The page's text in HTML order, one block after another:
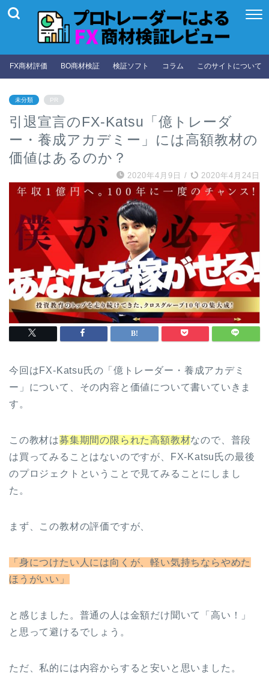
FX商材評価 BO商材検証 検証ソフト コラム このサイトについて
未分類 PR
引退宣言のFX-Katsu「億トレーダ
ー・養成アカデミー」には高額教材の
価値はあるのか？
2020年4月9日 / 2020年4月24日
今回はFX-Katsu氏の「億トレーダー・養成アカデミ
ー」について、その内容と価値について書いていきま
す。
この教材は募集期間の限られた高額教材なので、普段
は買ってみることはないのですが、FX-Katsu氏の最後
のプロジェクトということで見てみることにしまし
た。
まず、この教材の評価ですが、
「身につけたい人には向くが、軽い気持ちならやめた
ほうがいい」
と感じました。普通の人は金額だけ聞いて「高い！」
と思って避けるでしょう。
ただ、私的には内容からすると安いと思いました。